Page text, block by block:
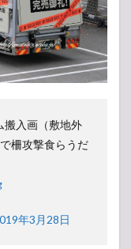
搬入画（敷地外
柵攻撃食らうだ
年3月28日